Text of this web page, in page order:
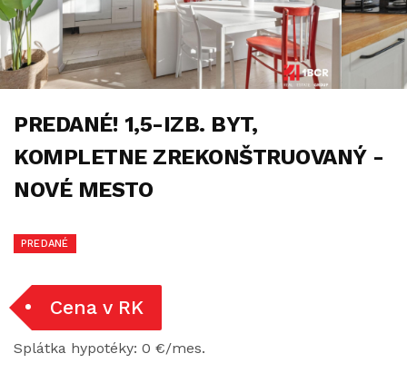
PREDANÉ! 1,5-IZB. BYT,
KOMPLETNE ZREKONŠTRUOVANÝ -
NOVÉ MESTO
PREDANÉ
Cena v RK
Splátka hypotéky: 0 €/mes.